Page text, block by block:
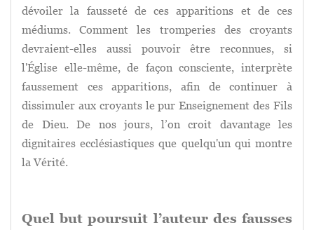
dévoiler la fausseté de ces apparitions et de ces
médiums. Comment les tromperies des croyants
devraient-elles aussi pouvoir être reconnues, si
l'Église elle-même, de façon consciente, interprète
faussement ces apparitions, afin de continuer à
dissimuler aux croyants le pur Enseignement des Fils
de Dieu. De nos jours, l’on croit davantage les
dignitaires ecclésiastiques que quelqu'un qui montre
la Vérité.
Quel but poursuit l’auteur des fausses